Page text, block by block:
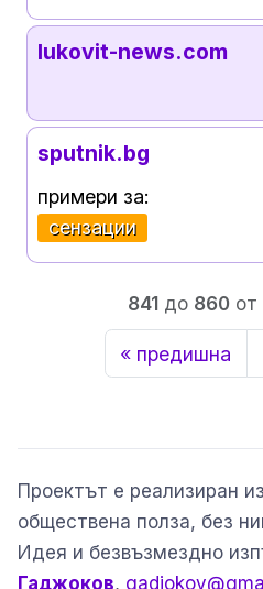
lukovit-news.com
sputnik.bg
примери за:
сензации
841 до 860 от
« предишна
Проектът е реализиран
обществена полза, без
Идея и безвъзмездно
Гаджоков,